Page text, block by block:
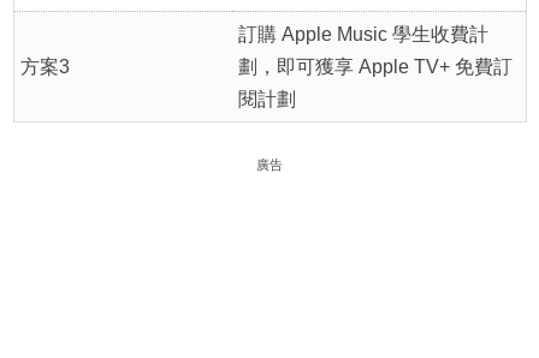
方案3
訂購 Apple Music 學生收費計
劃，即可獲享 Apple TV+ 免費訂
閱計劃
廣告